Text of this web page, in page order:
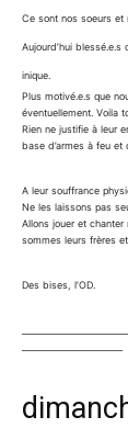
Ce sont nos soeurs et
Aujourd’hui
inique.
Plus motivé.e.s que
éventuellement. Voila
Rien ne justifie à leur
base d’armes à feu et
A leur souffrance
Ne les laissons pas
Allons jouer et
sommes leurs frères
Des bises, l’OD.